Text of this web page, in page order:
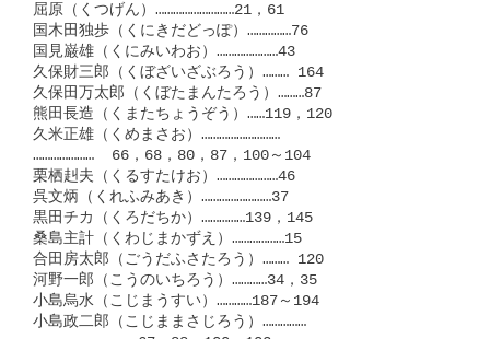
屈原（くつげん）………………………21，61
国木田独歩（くにきだどっぽ）……………76
国見巌雄（くにみいわお）…………………43
久保財三郎（くぼざいざぶろう）……… 164
久保田万太郎（くぼたまんたろう）………87
熊田長造（くまたちょうぞう）……119，120
久米正雄（くめまさお）………………………
…………………  66，68，80，87，100～104
栗栖赳夫（くるすたけお）…………………46
呉文炳（くれふみあき）……………………37
黒田チカ（くろだちか）……………139，145
桑島主計（くわじまかずえ）………………15
合田房太郎（ごうだふさたろう）……… 120
河野一郎（こうのいちろう）…………34，35
小島烏水（こじまうすい）…………187～194
小島政二郎（こじままさじろう）……………